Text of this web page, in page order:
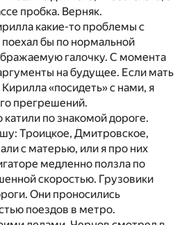
пробка. Верняк.
какие-то проблемы с
бы по нормальной
галочку. С момента
на будущее. Если мать
«посидеть» с нами, я
прегрешений.
по знакомой дороге.
Троицкое, Дмитровское,
с матерью, или я про них
медленно ползла по
скоростью. Грузовики
Они проносились
поездов в метро.